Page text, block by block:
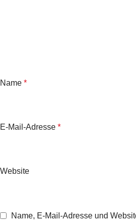
Name *
E-Mail-Adresse *
Website
Name, E-Mail-Adresse und